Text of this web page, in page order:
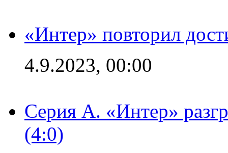
«Интер» повторил
4.9.2023, 00:00
Серия А. «Интер»
(4:0)